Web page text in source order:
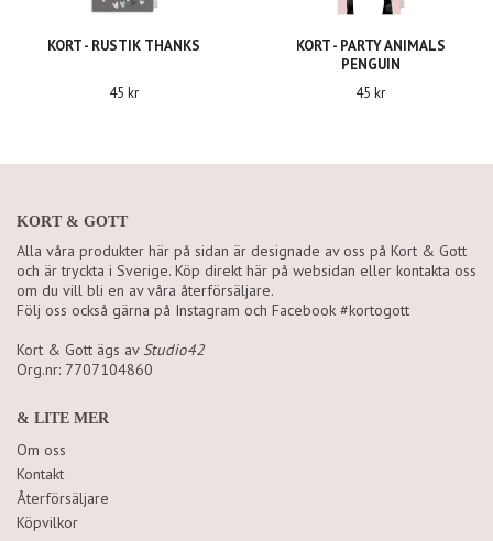
KORT - RUSTIK THANKS
45 kr
KORT - PARTY ANIMALS
PENGUIN
45 kr
KORT & GOTT
Alla våra produkter här på sidan är designade av oss på Kort & Gott
och är tryckta i Sverige. Köp direkt här på websidan eller kontakta oss
om du vill bli en av våra återförsäljare.
Följ oss också gärna på Instagram och Facebook #kortogott
Kort & Gott ägs av Studio42
Org.nr: 7707104860
& LITE MER
Om oss
Kontakt
Återförsäljare
Köpvilkor